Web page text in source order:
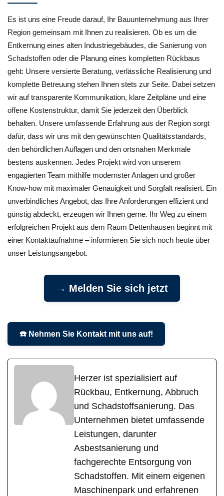
Es ist uns eine Freude darauf, Ihr Bauunternehmung aus Ihrer
Region gemeinsam mit Ihnen zu realisieren. Ob es um die
Entkernung eines alten Industriegebäudes, die Sanierung von
Schadstoffen oder die Planung eines kompletten Rückbaus
geht: Unsere versierte Beratung, verlässliche Realisierung und
komplette Betreuung stehen Ihnen stets zur Seite. Dabei setzen
wir auf transparente Kommunikation, klare Zeitpläne und eine
offene Kostenstruktur, damit Sie jederzeit den Überblick
behalten. Unsere umfassende Erfahrung aus der Region sorgt
dafür, dass wir uns mit den gewünschten Qualitätsstandards,
den behördlichen Auflagen und den ortsnahen Merkmale
bestens auskennen. Jedes Projekt wird von unserem
engagierten Team mithilfe modernster Anlagen und großer
Know-how mit maximaler Genauigkeit und Sorgfalt realisiert. Ein
unverbindliches Angebot, das Ihre Anforderungen effizient und
günstig abdeckt, erzeugen wir Ihnen gerne. Ihr Weg zu einem
erfolgreichen Projekt aus dem Raum Dettenhausen beginnt mit
einer Kontaktaufnahme – informieren Sie sich noch heute über
unser Leistungsangebot.
→ Melden Sie sich jetzt
☎️ Nehmen Sie Kontakt mit uns auf!
Herzer ist spezialisiert auf
Rückbau, Entkernung, Abbruch
und Schadstoffsanierung. Das
Unternehmen bietet umfassende
Leistungen, darunter
Asbestsanierung und
fachgerechte Entsorgung von
Schadstoffen. Mit einem eigenen
Maschinenpark und erfahrenen